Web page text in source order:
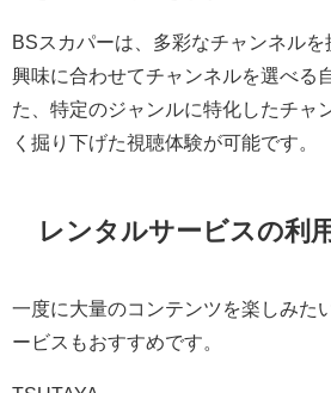
BSスカパーは、多彩なチャンネル
興味に合わせてチャンネルを選べる
た、特定のジャンルに特化したチャ
く掘り下げた視聴体験が可能です。
レンタルサービスの利用
一度に大量のコンテンツを楽しみた
ービスもおすすめです。